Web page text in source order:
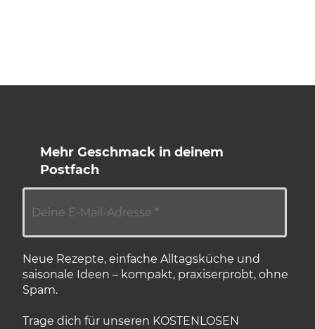
Mehr Geschmack in deinem
Postfach
Neue Rezepte, einfache Alltagsküche und
saisonale Ideen – kompakt, praxiserprobt, ohne
Spam.
Trage dich für unseren KOSTENLOSEN